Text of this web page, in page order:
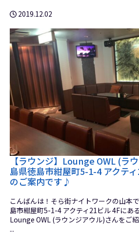
2019.12.02
【ラウンジ】Lounge OWL (ラ
島県徳島市紺屋町5-1-4 アクテ
のご案内です♪
こんばんは！そら街ナイトワークの山本
島市紺屋町5-1-4 アクティ21ビル 4Fにあ
Lounge OWL (ラウンジアウル)さんをご
...